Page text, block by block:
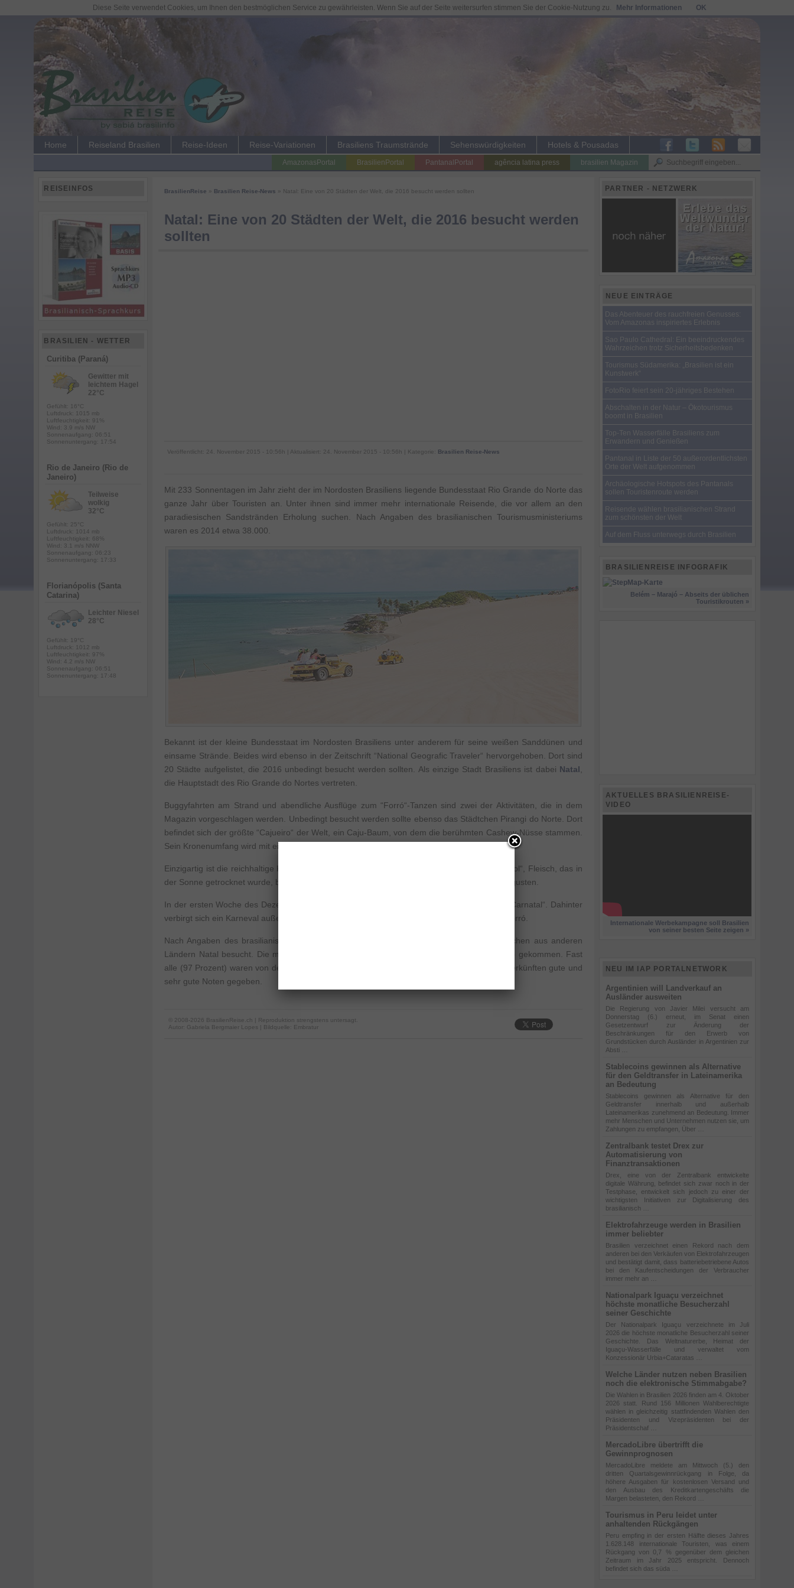
Home Reiseland Brasilien Reise-Ideen Reise-Variationen Brasiliens Traumstrände Sehenswürdigkeiten Hotels & Pousadas
brasilien Magazin
agência latina press
PantanalPortal
BrasilienPortal
AmazonasPortal
BrasilienReise Brasilien Reise-News » Natal: Eine von 20 Städten der Welt, die 2016 besucht werden sollten
Natal: Eine von 20 Städten der Welt, die 2016 besucht werden
sollten
Veröffentlicht: 24. November 2015 - 10:56h | Aktualisiert: 24. November 2015 - 10:56h | Kategorie: Brasilien Reise-News
Mit 233 Sonnentagen im Jahr zieht der im Nordosten Brasiliens liegende Bundesstaat Rio Grande do Norte das
ganze Jahr über Touristen an. Unter ihnen sind immer mehr internationale Reisende, die vor allem an den
paradiesischen Sandstränden Erholung suchen. Nach Angaben des brasilianischen Tourismusministeriums
waren es 2014 etwa 38.000.
Bekannt ist der kleine Bundesstaat im Nordosten Brasiliens unter anderem für seine weißen Sanddünen und
einsame Strände. Beides wird ebenso in der Zeitschrift “National Geografic Traveler“ hervorgehoben. Dort sind
20 Städte aufgelistet, die 2016 unbedingt besucht werden sollten. Als einzige Stadt Brasiliens ist dabei Natal
die Hauptstadt des Rio Grande do Nortes vertreten.
Buggyfahrten am Strand und abendliche Ausflüge zum “Forró“-Tanzen sind zwei der Aktivitäten, die in dem
Magazin vorgeschlagen werden. Unbedingt besucht werden sollte ebenso das Städtchen Pirangi do Norte. Dort
befindet sich der größte “Cajueiro“ der Welt, ein Caju-Baum, von dem die berühmten Cashew-Nüsse stammen.
Sein Kronenumfang wird mit einem halben Kilometer angegeben.
Einzigartig ist die reichhaltige Küche Natals. Vorgeschlagen werden Gerichte mit „Carne de sol“, Fleisch, das in
der Sonne getrocknet wurde, begleitet von frittiertem Maniok sowie Fische, Krabben und Langusten.
In der ersten Woche des Dezembers wartet die Stadt mit einem animierten Fest auf, dem “Carnatal“. Dahinter
verbirgt sich ein Karneval außerhalb der Faschingszeit, mit Partys, Musik und jeder Menge Forró.
Nach Angaben des brasilianischen Tourismusministeriums haben 2014 etwa 38.000 Menschen aus anderen
Ländern Natal besucht. Die meisten von ihnen (62 Prozent) sind zu einem Erholungsurlaub gekommen. Fast
alle (97 Prozent) waren von der Gastfreundschaft begeistert und 92 Prozent haben den Unterkünften gute und
sehr gute Noten gegeben.
© 2008-2026 BrasilienReise.ch | Reproduktion strengstens untersagt.
Autor: Gabriela Bergmaier Lopes | Bildquelle: Embratur
REISEINFOS
BRASILIEN - WETTER
Curitiba (Paraná)
Gewitter mit
leichtem Hagel
22°C
Gefühlt: 16°C
Luftdruck: 1015 mb
Luftfeuchtigkeit: 91%
Wind: 3.9 m/s NW
Sonnenaufgang: 06:51
Sonnenuntergang: 17:54
Rio de Janeiro (Rio de
Janeiro)
Teilweise
wolkig
32°C
Gefühlt: 25°C
Luftdruck: 1014 mb
Luftfeuchtigkeit: 68%
Wind: 3.1 m/s NNW
Sonnenaufgang: 06:23
Sonnenuntergang: 17:33
Florianópolis (Santa
Catarina)
Leichter Niesel
28°C
Gefühlt: 19°C
Luftdruck: 1012 mb
Luftfeuchtigkeit: 97%
Wind: 4.2 m/s NW
Sonnenaufgang: 06:51
Sonnenuntergang: 17:48
PARTNER - NETZWERK
NEUE EINTRÄGE
Das Abenteuer des rauchfreien Genusses:
Vom Amazonas inspiriertes Erlebnis
Sao Paulo Cathedral: Ein beeindruckendes
Wahrzeichen trotz Sicherheitsbedenken
Tourismus Südamerika: „Brasilien ist ein
Kunstwerk“
FotoRio feiert sein 20-jähriges Bestehen
Abschalten in der Natur – Ökotourismus
boomt in Brasilien
Top-Ten Wasserfälle Brasiliens zum
Erwandern und Genießen
Pantanal in Liste der 50 außerordentlichsten
Orte der Welt aufgenommen
Archäologische Hotspots des Pantanals
sollen Touristenroute werden
Reisende wählen brasilianischen Strand
zum schönsten der Welt
Auf dem Fluss unterwegs durch Brasilien
BRASILIENREISE INFOGRAFIK
Belém – Marajó – Abseits der üblichen
Touristikrouten »
AKTUELLES BRASILIENREISE-
VIDEO
Internationale Werbekampagne soll Brasilien
von seiner besten Seite zeigen »
NEU IM IAP PORTALNETWORK
Argentinien will Landverkauf an
Ausländer ausweiten
Die Regierung von Javier Milei versucht am
Donnerstag (6.) erneut, im Senat einen
Gesetzentwurf zur Änderung der
Beschränkungen für den Erwerb von
Grundstücken durch Ausländer in Argentinien zur
Absti …
Stablecoins gewinnen als Alternative
für den Geldtransfer in Lateinamerika
an Bedeutung
Stablecoins gewinnen als Alternative für den
Geldtransfer innerhalb und außerhalb
Lateinamerikas zunehmend an Bedeutung. Immer
mehr Menschen und Unternehmen nutzen sie, um
Zahlungen zu empfangen, Über …
Zentralbank testet Drex zur
Automatisierung von
Finanztransaktionen
Drex, eine von der Zentralbank entwickelte
digitale Währung, befindet sich zwar noch in der
Testphase, entwickelt sich jedoch zu einer der
wichtigsten Initiativen zur Digitalisierung des
brasilianisch …
Elektrofahrzeuge werden in Brasilien
immer beliebter
Brasilien verzeichnet einen Rekord nach dem
anderen bei den Verkäufen von Elektrofahrzeugen
und bestätigt damit, dass batteriebetriebene Autos
bei den Kaufentscheidungen der Verbraucher
immer mehr an …
Nationalpark Iguaçu verzeichnet
höchste monatliche Besucherzahl
seiner Geschichte
Der Nationalpark Iguaçu verzeichnete im Juli
2026 die höchste monatliche Besucherzahl seiner
Geschichte. Das Weltnaturerbe, Heimat der
Iguaçu-Wasserfälle und verwaltet vom
Konzessionär Urbia+Cataratas …
Welche Länder nutzen neben Brasilien
noch die elektronische Stimmabgabe?
Die Wahlen in Brasilien 2026 finden am 4. Oktober
2026 statt. Rund 156 Millionen Wahlberechtigte
wählen in gleichzeitig stattfindenden Wahlen den
Präsidenten und Vizepräsidenten bei der
Präsidentschaf …
MercadoLibre übertrifft die
Gewinnprognosen
MercadoLibre meldete am Mittwoch (5.) den
dritten Quartalsgewinnrückgang in Folge, da
höhere Ausgaben für kostenlosen Versand und
den Ausbau des Kreditkartengeschäfts die
Margen belasteten, den Rekord …
Tourismus in Peru leidet unter
anhaltenden Rückgängen
Peru empfing in der ersten Hälfte dieses Jahres
1.628.148 internationale Touristen, was einem
Rückgang von 0,7 % gegenüber dem gleichen
Zeitraum im Jahr 2025 entspricht. Dennoch
befindet sich das süda …
Diese Seite verwendet Cookies, um Ihnen den bestmöglichen Service zu gewährleisten. Wenn Sie auf der Seite weitersurfen stimmen Sie der Cookie-Nutzung zu. Mehr Informationen OK